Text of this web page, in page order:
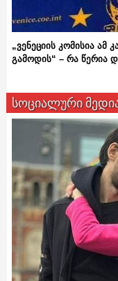
„ვენეციის კომისია ამ
გამოდის“ – რა წერია
სოციალური